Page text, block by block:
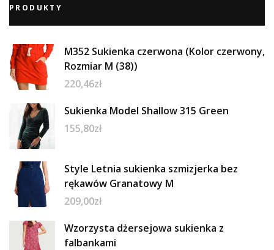
PRODUKTY
M352 Sukienka czerwona (Kolor czerwony,
Rozmiar M (38))
220,46zł
Sukienka Model Shallow 315 Green
155,80zł
Style Letnia sukienka szmizjerka bez
rękawów Granatowy M
209,00zł
Wzorzysta dżersejowa sukienka z
falbankami